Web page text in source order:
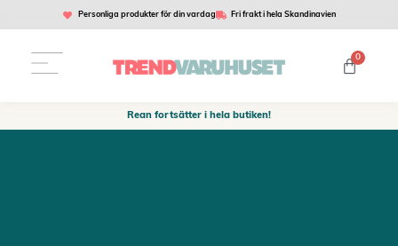
Personliga produkter för din vardag Fri frakt i hela Skandinavien
0
Rean fortsätter i hela butiken!